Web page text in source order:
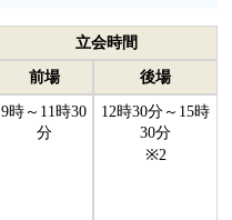
立会時間
前場
後場
9時～11時30
分
12時30分～15時
30分
※2